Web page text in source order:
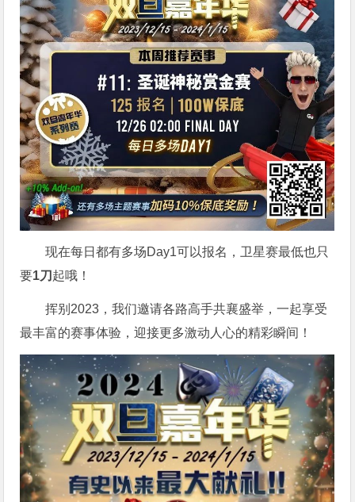
现在每日都有多场Day1可以报名，卫星赛最低也只
要1刀 起哦！
挥别2023，我们邀请各路高手共襄盛举，一起享受
最丰富的赛事体验，迎接更多激动人心的精彩瞬间！